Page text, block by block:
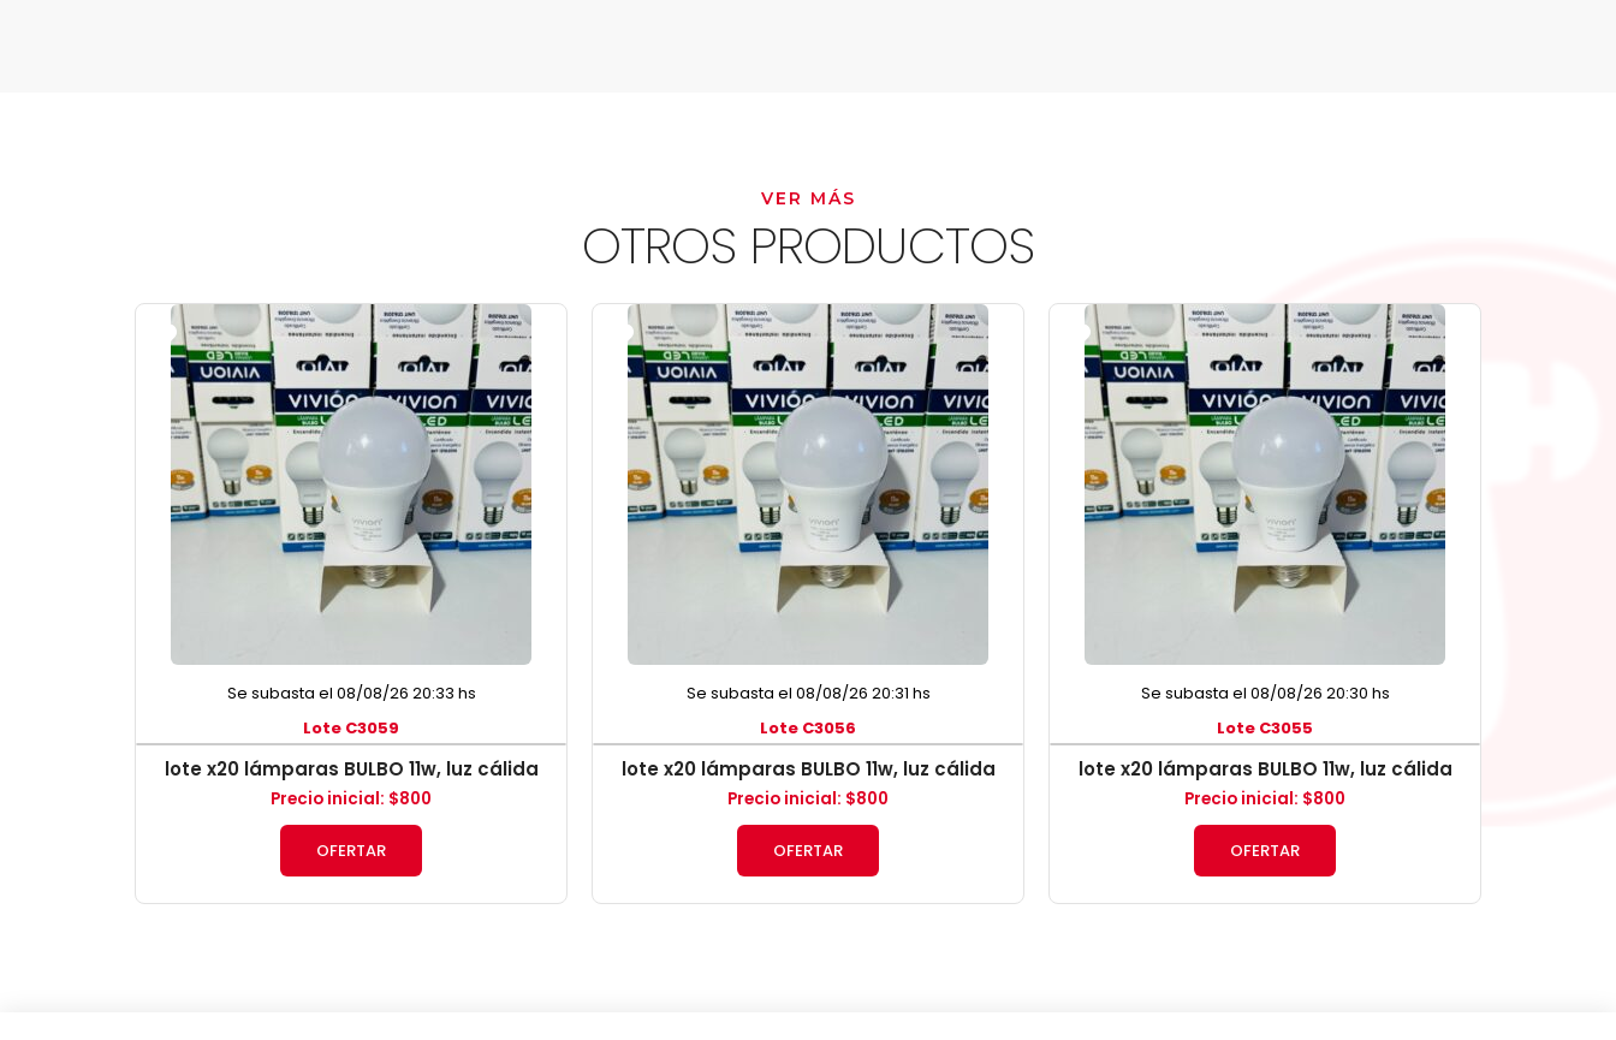
VER MÁS
OTROS PRODUCTOS
Se subasta el 08/08/26 20:33 hs
Lote C3059
lote x20 lámparas BULBO 11w, luz cálida
Precio inicial: $800
OFERTAR
Se subasta el 08/08/26 20:31 hs
Lote C3056
lote x20 lámparas BULBO 11w, luz cálida
Precio inicial: $800
OFERTAR
Se subasta el 08/08/26 20:30 hs
Lote C3055
lote x20 lámparas BULBO 11w, luz cálida
Precio inicial: $800
OFERTAR